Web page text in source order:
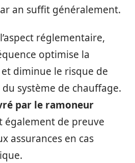
an suffit généralement.
réglementaire,
optimise la
et diminue le risque de
système de chauffage.
par le ramoneur
également de preuve
assurances en cas